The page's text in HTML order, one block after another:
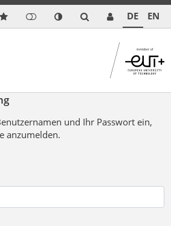
DE EN
und Ihr Passwort ein,
anzumelden.